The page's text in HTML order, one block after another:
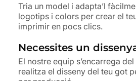
Tria un model i adapta’l
logotips i colors per crear el
imprimir en pocs clics.
Necessites un
El nostre equip s’encarrega
realitza el disseny del teu got